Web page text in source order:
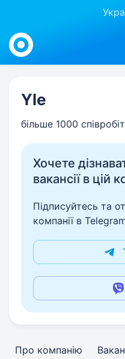
Work.ua
Yle
більше 1000
Хочете
вакансії в цій
Підписуйтесь та
компанії в
Про компанію